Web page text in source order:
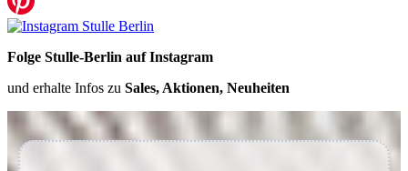
Folge Stulle-Berlin auf Instagram
und erhalte Infos zu Sales, Aktionen, Neuheiten